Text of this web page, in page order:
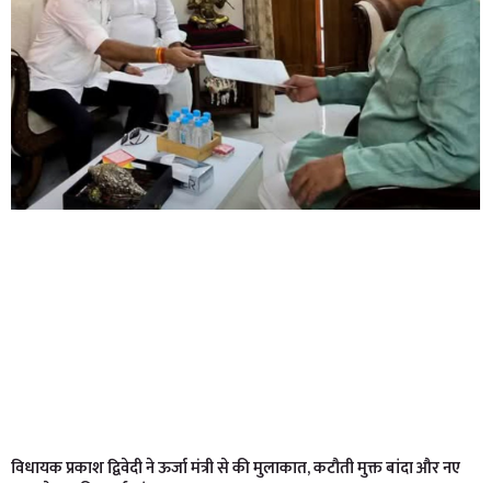
विधायक प्रकाश द्विवेदी ने ऊर्जा मंत्री से की मुलाकात, कटौती मुक्त बांदा और नए